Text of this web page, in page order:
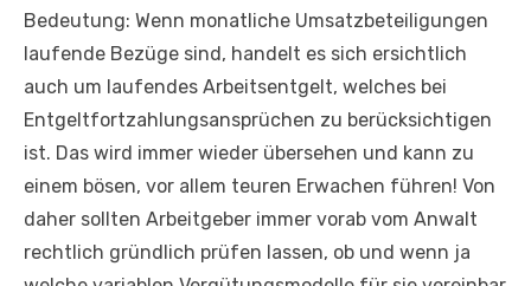
Bedeutung: Wenn monatliche Umsatzbeteiligungen
laufende Bezüge sind, handelt es sich ersichtlich
auch um laufendes Arbeitsentgelt, welches bei
Entgeltfortzahlungsansprüchen zu berücksichtigen
ist. Das wird immer wieder übersehen und kann zu
einem bösen, vor allem teuren Erwachen führen! Von
daher sollten Arbeitgeber immer vorab vom Anwalt
rechtlich gründlich prüfen lassen, ob und wenn ja